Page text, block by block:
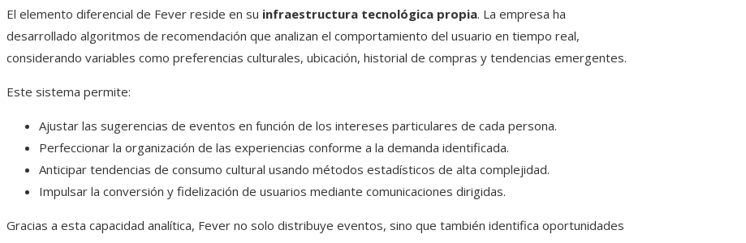
El elemento diferencial de Fever reside en su infraestructura tecnológica propia. La empresa ha
desarrollado algoritmos de recomendación que analizan el comportamiento del usuario en tiempo real,
considerando variables como preferencias culturales, ubicación, historial de compras y tendencias emergentes.
Este sistema permite:
Ajustar las sugerencias de eventos en función de los intereses particulares de cada persona.
Perfeccionar la organización de las experiencias conforme a la demanda identificada.
Anticipar tendencias de consumo cultural usando métodos estadísticos de alta complejidad.
Impulsar la conversión y fidelización de usuarios mediante comunicaciones dirigidas.
Gracias a esta capacidad analítica, Fever no solo distribuye eventos, sino que también identifica oportunidades